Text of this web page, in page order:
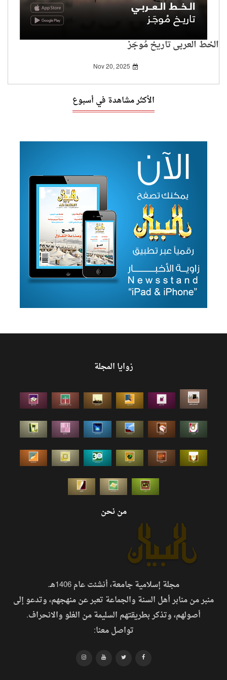
الخط العربي تاريخ مُوجَز
Nov 20, 2025
الأكثر مشاهدة في أسبوع
زوايا المجلة
من نحن
مجلة إسلامية جامعة، أنشئت عام 1406هـ.
منبر من منابر أهل السنة والجماعة تعبر عن منهجهم، وتدعو إلى
أصولهم، وتذكر بطريقتهم السليمة من الغلو والانحراف.
تواصل معنا: